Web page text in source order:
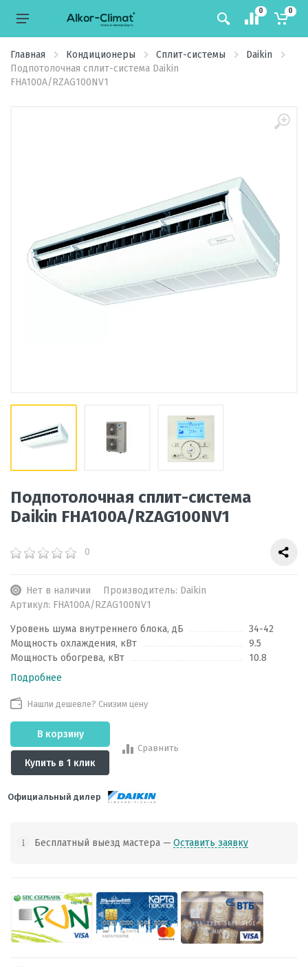
0 0
Главная Кондиционеры Сплит-системы
Daikin
Подпотолочная сплит-система Daikin
FHA100A/RZAG100NV1
Подпотолочная сплит-система
Daikin FHA100A/RZAG100NV1
0
Нет в наличии Производитель: Daikin
Артикул: FHA100A/RZAG100NV1
Уровень шума внутреннего блока, дБ
34-42
Мощность охлаждения, кВт
9.5
Мощность обогрева, кВт
10.8
Подробнее
Нашли дешевле? Снизим цену
В корзину
Купить в 1 клик
Сравнить
Официальный дилер
Бесплатный выезд мастера — Оставить заявку